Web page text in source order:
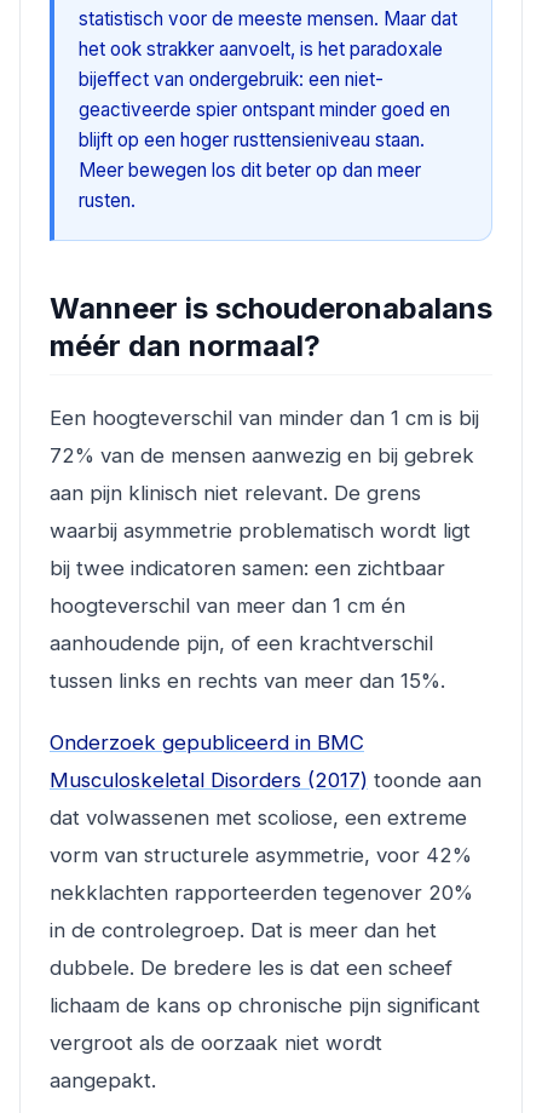
statistisch voor de meeste mensen. Maar dat
het ook strakker aanvoelt, is het paradoxale
bijeffect van ondergebruik: een niet-
geactiveerde spier ontspant minder goed en
blijft op een hoger rusttensieniveau staan.
Meer bewegen los dit beter op dan meer
rusten.
Wanneer is schouderonabalans
méér dan normaal?
Een hoogteverschil van minder dan 1 cm is bij
72% van de mensen aanwezig en bij gebrek
aan pijn klinisch niet relevant. De grens
waarbij asymmetrie problematisch wordt ligt
bij twee indicatoren samen: een zichtbaar
hoogteverschil van meer dan 1 cm én
aanhoudende pijn, of een krachtverschil
tussen links en rechts van meer dan 15%.
Onderzoek gepubliceerd in BMC
Musculoskeletal Disorders (2017) toonde aan
dat volwassenen met scoliose, een extreme
vorm van structurele asymmetrie, voor 42%
nekklachten rapporteerden tegenover 20%
in de controlegroep. Dat is meer dan het
dubbele. De bredere les is dat een scheef
lichaam de kans op chronische pijn significant
vergroot als de oorzaak niet wordt
aangepakt.